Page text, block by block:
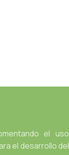
el uso
el desarrollo del